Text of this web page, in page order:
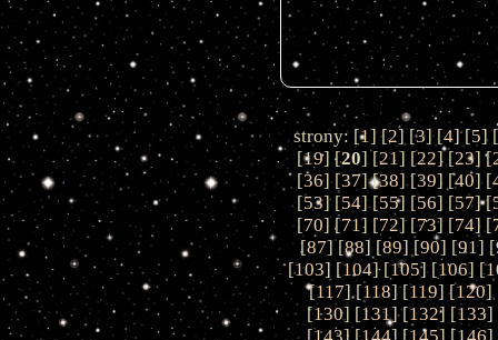
strony: [1] [2] [3] [4] [5] [
[19] [20] [21] [22] [23] [
[36] [37] [38] [39] [40] [
[53] [54] [55] [56] [57] [
[70] [71] [72] [73] [74] [
[87] [88] [89] [90] [91] [
[103] [104] [105] [106] [
[117] [118] [119] [120]
[130] [131] [132] [133]